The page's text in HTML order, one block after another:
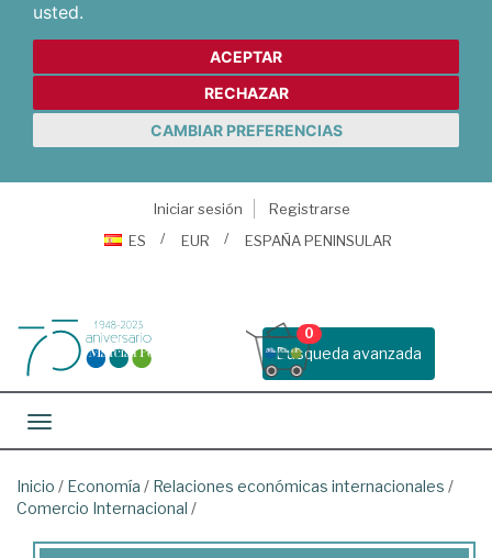
usted.
ACEPTAR
RECHAZAR
CAMBIAR PREFERENCIAS
Iniciar sesión
Registrarse
ES
EUR ESPAÑA PENINSULAR
Busqueda avanzada
0
Toggle navigation
Inicio / Economía / Relaciones económicas internacionales /
Comercio Internacional /